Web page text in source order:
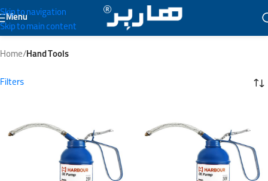
Skip to navigation
Skip to main content
Menu
Hand Tools
Home/Hand Tools
Filters